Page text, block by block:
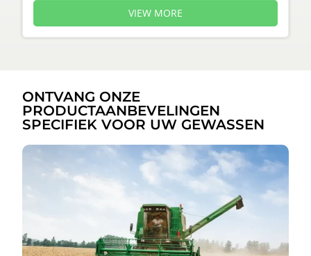
VIEW MORE
ONTVANG ONZE
PRODUCTAANBEVELINGEN
SPECIFIEK VOOR UW GEWASSEN